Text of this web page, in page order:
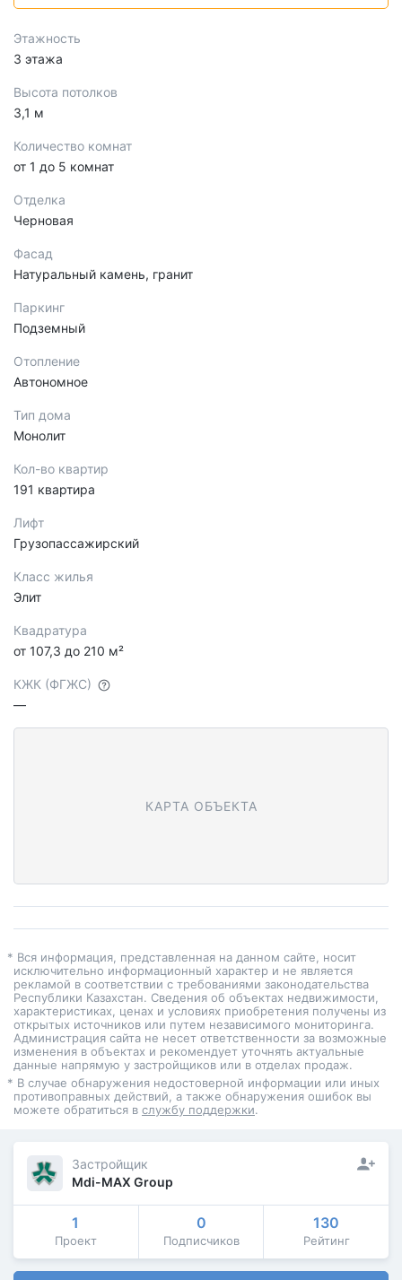
Этажность
3 этажа
Высота потолков
3,1 м
Количество комнат
от 1 до 5 комнат
Отделка
Черновая
Фасад
Натуральный камень, гранит
Паркинг
Подземный
Отопление
Автономное
Тип дома
Монолит
Кол-во квартир
191 квартира
Лифт
Грузопассажирский
Класс жилья
Элит
Квадратура
от 107,3 до 210 м²
КЖК (ФГЖС)
—
КАРТА ОБЪЕКТА
* Вся информация, представленная на данном сайте, носит
исключительно информационный характер и не является
рекламой в соответствии с требованиями законодательства
Республики Казахстан. Сведения об объектах недвижимости,
характеристиках, ценах и условиях приобретения получены из
открытых источников или путем независимого мониторинга.
Администрация сайта не несет ответственности за возможные
изменения в объектах и рекомендует уточнять актуальные
данные напрямую у застройщиков или в отделах продаж.
* В случае обнаружения недостоверной информации или иных
противоправных действий, а также обнаружения ошибок вы
можете обратиться в службу поддержки.
Застройщик
Mdi-MAX Group
1
Проект
0
Подписчиков
130
Рейтинг